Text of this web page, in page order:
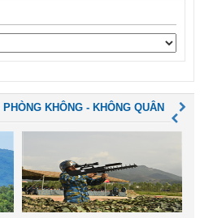
KHÔNG - KHÔNG QUÂN